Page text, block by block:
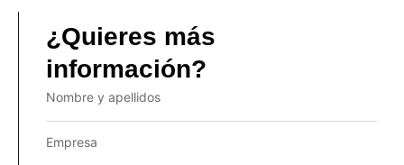
¿Quieres más
información?